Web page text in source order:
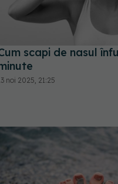
scapi de nasul
noi 2025, 21:25